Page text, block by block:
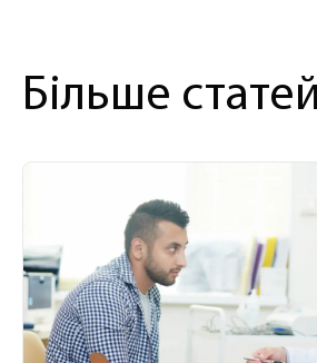
Більше